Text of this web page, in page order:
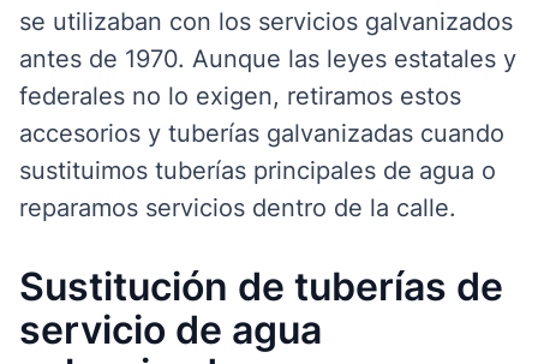
se utilizaban con los servicios galvanizados
antes de 1970. Aunque las leyes estatales y
federales no lo exigen, retiramos estos
accesorios y tuberías galvanizadas cuando
sustituimos tuberías principales de agua o
reparamos servicios dentro de la calle.
Sustitución de tuberías de
servicio de agua